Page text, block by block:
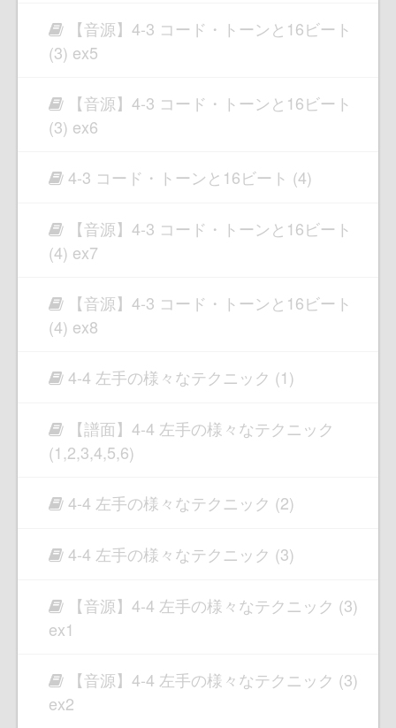
【音源】4-3 コード・トーンと16ビート
(3) ex5
【音源】4-3 コード・トーンと16ビート
(3) ex6
4-3 コード・トーンと16ビート (4)
【音源】4-3 コード・トーンと16ビート
(4) ex7
【音源】4-3 コード・トーンと16ビート
(4) ex8
4-4 左手の様々なテクニック (1)
【譜面】4-4 左手の様々なテクニック
(1,2,3,4,5,6)
4-4 左手の様々なテクニック (2)
4-4 左手の様々なテクニック (3)
【音源】4-4 左手の様々なテクニック (3)
ex1
【音源】4-4 左手の様々なテクニック (3)
ex2